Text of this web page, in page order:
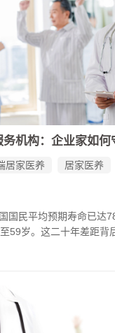
居家医养 居家医养
国民平均预期寿命已达
59岁。这二十年差距背
人平均带病生存时间将
90%。企业家一面是自
来替这个群体系统化地